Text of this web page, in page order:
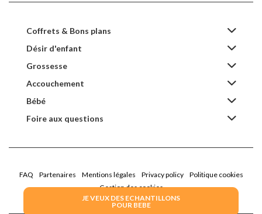
JE VEUX DES ECHANTILLONS
POUR BEBE
Coffrets & Bons plans
Désir d'enfant
Grossesse
Accouchement
Bébé
Foire aux questions
FAQ Partenaires Mentions légales Privacy policy
Politique cookies
Gestion des cookies